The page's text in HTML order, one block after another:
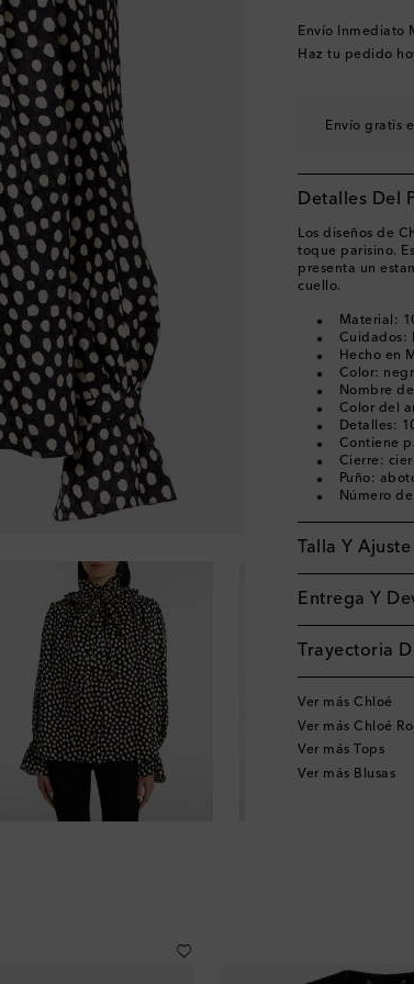
Envío Inmediato
Haz tu pedido
Envío gratis
Detalles Del
Los diseños de
toque parisino.
presenta un
cuello.
Material:
Cuidados:
Hecho en
Color:
Nombre
Color del
Detalles:
Contiene
Cierre:
Puño:
Número
Talla Y Ajuste
Entrega Y
Trayectoria
Ver más Chloé
Ver más Chloé
Ver más Tops
Ver más Blusas